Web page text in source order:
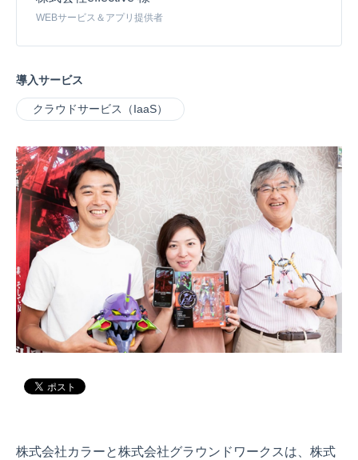
WEBサービス＆アプリ提供者
導入サービス
クラウドサービス（IaaS）
株式会社カラーと株式会社グラウンドワークスは、株式